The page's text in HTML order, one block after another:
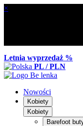
×
Letnia wyprzedaż %
PL / PLN
Nowości
Kobiety
Kobiety
Barefoot